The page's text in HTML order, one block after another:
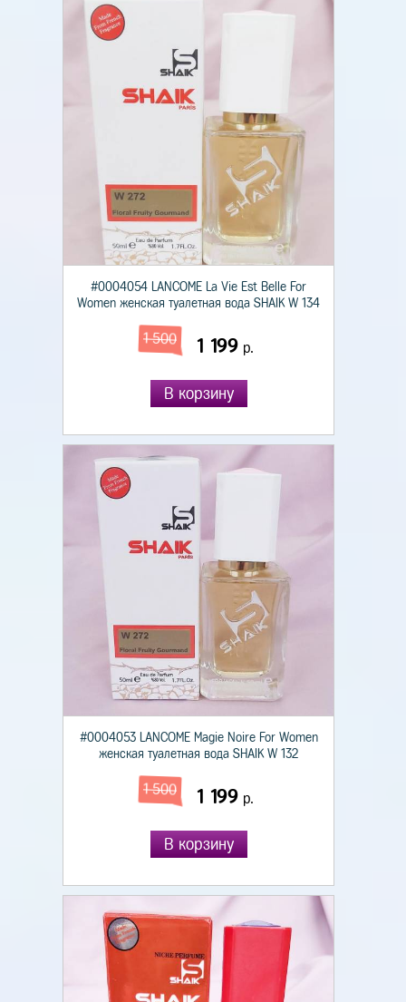
#0004054 LANCOME La Vie Est Belle For
Women женская туалетная вода SHAIK W 134
1 500 1 199 р.
В корзину
#0004053 LANCOME Magie Noire For Women
женская туалетная вода SHAIK W 132
1 500 1 199 р.
В корзину